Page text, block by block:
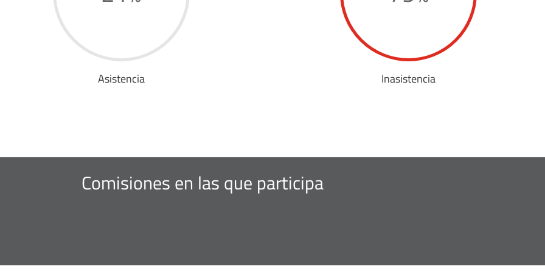
Asistencia Inasistencia
Comisiones en las que participa